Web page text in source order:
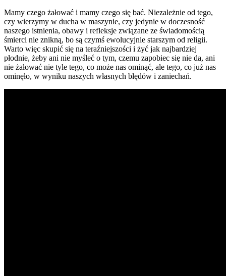
Mamy czego żałować i mamy czego się bać. Niezależnie od tego,
czy wierzymy w ducha w maszynie, czy jedynie w doczesność
naszego istnienia, obawy i refleksje związane ze świadomością
śmierci nie znikną, bo są czymś ewolucyjnie starszym od religii.
Warto więc skupić się na teraźniejszości i żyć jak najbardziej
płodnie, żeby ani nie myśleć o tym, czemu zapobiec się nie da, ani
nie żałować nie tyle tego, co może nas ominąć, ale tego, co już nas
ominęło, w wyniku naszych własnych błędów i zaniechań.